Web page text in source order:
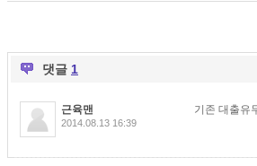
댓글 1
근육맨
2014.08.13 16:39
기존 대출유